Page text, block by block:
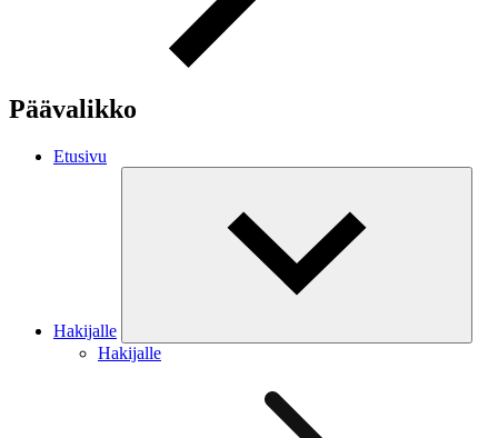
Päävalikko
Etusivu
Hakijalle
Hakijalle